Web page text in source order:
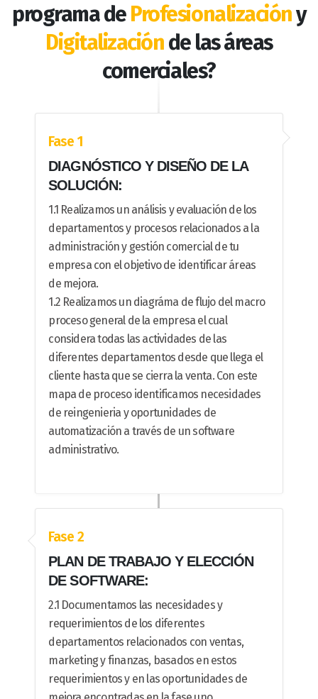
programa deProfesionalizacióny
Digitalizaciónde las áreas
comerciales?
Fase 1
DIAGNÓSTICO Y DISEÑO DE LA
SOLUCIÓN:
1.1 Realizamos un análisis y evaluación de los
departamentos y procesos relacionados a la
administración y gestión comercial de tu
empresa con el objetivo de identificar áreas
de mejora.
1.2 Realizamos un diagráma de flujo del macro
proceso general de la empresa el cual
considera todas las actividades de las
diferentes departamentos desde que llega el
cliente hasta que se cierra la venta. Con este
mapa de proceso identificamos necesidades
de reingenieria y oportunidades de
automatización a través de un software
administrativo.
Fase 2
PLAN DE TRABAJO Y ELECCIÓN
DE SOFTWARE:
2.1 Documentamos las necesidades y
requerimientos de los diferentes
departamentos relacionados con ventas,
marketing y finanzas, basados en estos
requerimientos y en las oportunidades de